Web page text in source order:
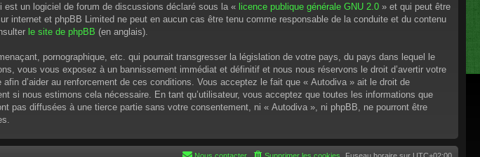
un logiciel de forum de discussions déclaré sous la « licence publique générale GNU 2.0 » et qui peut être
internet et phpBB Limited ne peut en aucun cas être tenu comme responsable de la conduite et du contenu
le site de phpBB (en anglais).
pornographique, etc. qui pourrait transgresser la législation de votre pays, du pays dans lequel le
vous vous exposez à un bannissement immédiat et définitif et nous nous réservons le droit d’avertir votre
d’aider au renforcement de ces conditions. Vous acceptez le fait que « Autodiva » ait le droit de
si nous estimons cela nécessaire. En tant qu’utilisateur, vous acceptez que toutes les informations que
pas diffusées à une tierce partie sans votre consentement, ni « Autodiva », ni phpBB, ne pourront être
Fuseau horaire sur UTC+02:00
Supprimer les cookies
Nous contacter